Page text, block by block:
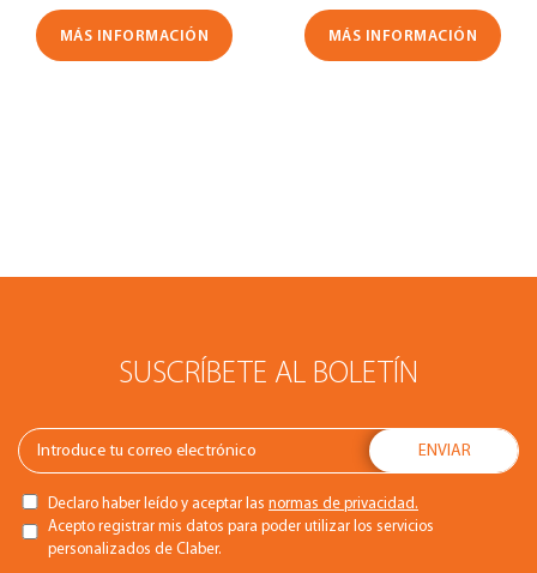
MÁS INFORMACIÓN MÁS INFORMACIÓN
SUSCRÍBETE AL BOLETÍN
Declaro haber leído y aceptar las normas de privacidad.
Acepto registrar mis datos para poder utilizar los servicios
personalizados de Claber.